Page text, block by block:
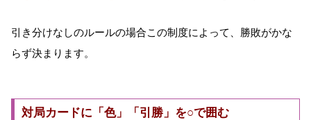
引き分けなしのルールの場合この制度によって、勝敗がかな
らず決まります。
対局カードに「色」「引勝」を○で囲む